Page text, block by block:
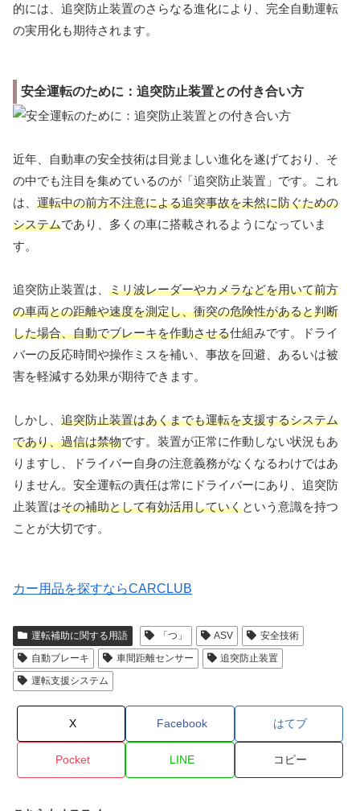
的には、追突防止装置のさらなる進化により、完全自動運転
の実用化も期待されます。
安全運転のために：追突防止装置との付き合い方
近年、自動車の安全技術は目覚ましい進化を遂げており、そ
の中でも注目を集めているのが「追突防止装置」です。これ
は、 運転中の前方不注意による追突事故を未然に防ぐための
システムであり、多くの車に搭載されるようになっていま
す。
追突防止装置は、 ミリ波レーダーやカメラなどを用いて前方
の車両との距離や速度を測定し、衝突の危険性があると判断
した場合、自動でブレーキを作動させる仕組みです。ドライ
バーの反応時間や操作ミスを補い、事故を回避、あるいは被
害を軽減する効果が期待できます。
しかし、 追突防止装置はあくまでも運転を支援するシステム
であり、過信は禁物です。装置が正常に作動しない状況もあ
りますし、ドライバー自身の注意義務がなくなるわけではあ
りません。安全運転の責任は常にドライバーにあり、追突防
止装置はその補助として有効活用していくという意識を持つ
ことが大切です。
カー用品を探すならCARCLUB
運転補助に関する用語 「つ」 ASV
安全技術
自動ブレーキ
車間距離センサー
追突防止装置
運転支援システム
X Facebook はてブ
Pocket LINE コピー